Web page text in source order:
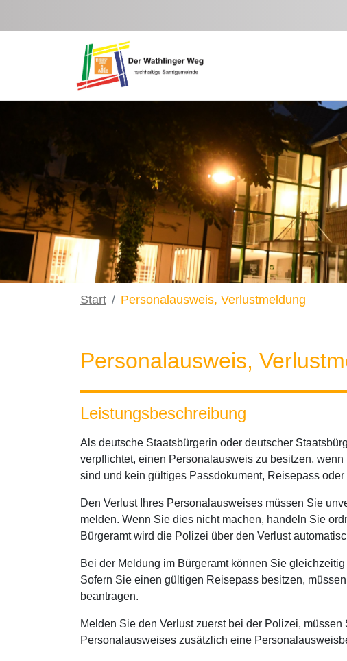
Start Personalausweis, Verlustmeldung
Personalausweis,
Leistungsbeschreibung
Als deutsche Staatsbürgerin oder deutscher
verpflichtet, einen Personalausweis zu besitzen,
sind und kein gültiges Passdokument, Reisepass
Den Verlust Ihres Personalausweises müssen Sie
melden. Wenn Sie dies nicht machen, handeln Sie
Bürgeramt wird die Polizei über den Verlust
Bei der Meldung im Bürgeramt können Sie
Sofern Sie einen gültigen Reisepass besitzen,
beantragen.
Melden Sie den Verlust zuerst bei der Polizei,
Personalausweises zusätzlich eine